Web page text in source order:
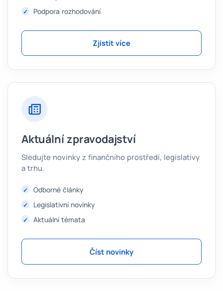
Podpora rozhodování
Zjistit více
Aktuální zpravodajství
Sledujte novinky z finančního prostředí, legislativy
a trhu.
Odborné články
Legislativní novinky
Aktuální témata
Číst novinky